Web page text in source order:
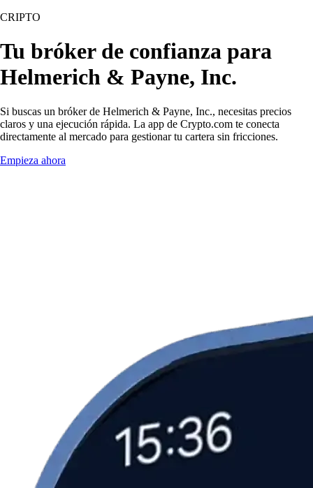
CRIPTO
Tu bróker de confianza para
Helmerich & Payne, Inc.
Si buscas un bróker de Helmerich & Payne, Inc., necesitas precios
claros y una ejecución rápida. La app de Crypto.com te conecta
directamente al mercado para gestionar tu cartera sin fricciones.
Empieza ahora